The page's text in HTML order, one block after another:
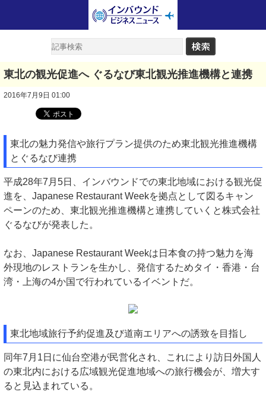
東北の観光促進へ ぐるなび東北観光推進機構と連携
2016年7月9日 01:00
東北の魅力発信や旅行プラン提供のため東北観光推進機構
とぐるなび連携
平成28年7月5日、インバウンドでの東北地域における観光促
進を、Japanese Restaurant Weekを拠点として図るキャン
ペーンのため、東北観光推進機構と連携していくと株式会社
ぐるなびが発表した。
なお、Japanese Restaurant Weekは日本食の持つ魅力を海
外現地のレストランを生かし、発信するためタイ・香港・台
湾・上海の4か国で行われているイベントだ。
東北地域旅行予約促進及び道南エリアへの誘致を目指し
同年7月1日に仙台空港が民営化され、これにより訪日外国人
の東北内における広域観光促進地域への旅行機会が、増大す
ると見込まれている。